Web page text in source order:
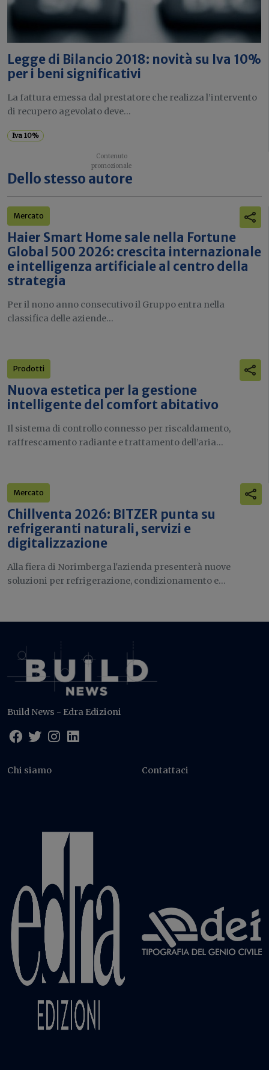
Legge di Bilancio 2018: novità su Iva 10%
per i beni significativi
La fattura emessa dal prestatore che realizza l’intervento
di recupero agevolato deve...
Iva 10%
Dello stesso autore
Mercato
Haier Smart Home sale nella Fortune
Global 500 2026: crescita internazionale
e intelligenza artificiale al centro della
strategia
Per il nono anno consecutivo il Gruppo entra nella
classifica delle aziende...
Prodotti
Nuova estetica per la gestione
intelligente del comfort abitativo
Il sistema di controllo connesso per riscaldamento,
raffrescamento radiante e trattamento dell’aria...
Mercato
Chillventa 2026: BITZER punta su
refrigeranti naturali, servizi e
digitalizzazione
Alla fiera di Norimberga l'azienda presenterà nuove
soluzioni per refrigerazione, condizionamento e...
Build News - Edra Edizioni
Chi siamo Contattaci